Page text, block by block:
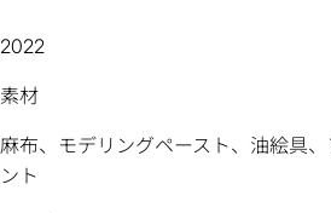
2022
素材
麻布、モデリングペースト、油絵具
ント